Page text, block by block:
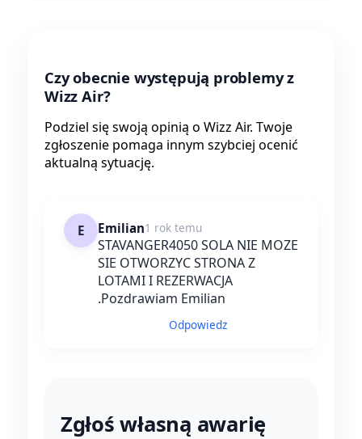
Czy obecnie występują problemy z
Wizz Air?
Podziel się swoją opinią o Wizz Air. Twoje
zgłoszenie pomaga innym szybciej ocenić
aktualną sytuację.
E Emilian1 rok temu
STAVANGER4050 SOLA NIE MOZE
SIE OTWORZYC STRONA Z
LOTAMI I REZERWACJA
.Pozdrawiam Emilian
Odpowiedz
Zgłoś własną awarię